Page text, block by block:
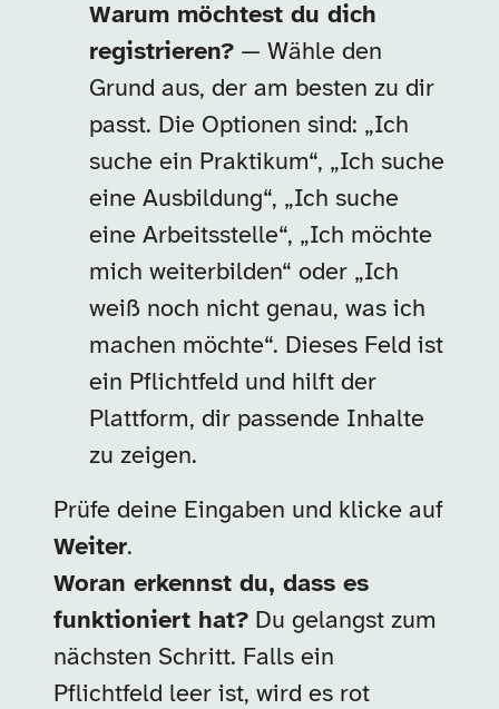
Warum möchtest du dich
registrieren? — Wähle den
Grund aus, der am besten zu dir
passt. Die Optionen sind: „Ich
suche ein Praktikum“, „Ich suche
eine Ausbildung“, „Ich suche
eine Arbeitsstelle“, „Ich möchte
mich weiterbilden“ oder „Ich
weiß noch nicht genau, was ich
machen möchte“. Dieses Feld ist
ein Pflichtfeld und hilft der
Plattform, dir passende Inhalte
zu zeigen.
Prüfe deine Eingaben und klicke auf
Weiter.
Woran erkennst du, dass es
funktioniert hat? Du gelangst zum
nächsten Schritt. Falls ein
Pflichtfeld leer ist, wird es rot